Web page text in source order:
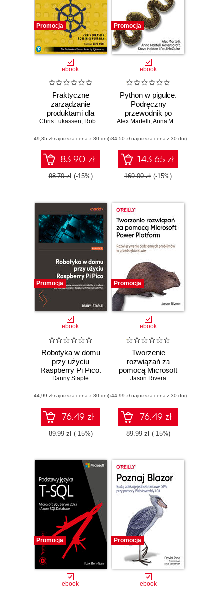
Promocja
ebook
Praktyczne
zarządzanie
produktami dla
właścicieli
POSTAWY
PROFESJONALNEGO
WŁAŚCICIELA
PRODUKTU
PROWADZĄCE
PRODUKTÓW
Chris Lukassen, Robbin Schuurman
(49,35 zł najniższa cena z 30 dni)
83.90 zł
98.70 zł (-15%)
Promocja
ebook
Python w pigułce.
Podręczny
przewodnik po
wersjach 3.10 i
Alex Martelli,Anna Martelli Ravenscroft
(84,50 zł najniższa cena z 30 dni)
143.65 zł
169.00 zł (-15%)
Promocja
ebook
Robotyka w domu
przy użyciu
Raspberry Pi Pico.
Budowanie
robotów przy
użyciu
elastycznego
kontrolera
Raspberry Pi Pico i
Danny Staple
(44,99 zł najniższa cena z 30 dni)
76.49 zł
89.99 zł (-15%)
Promocja
ebook
Tworzenie
rozwiązań za
pomocą Microsoft
Power Platform.
codziennych
problemów w
przedsiębiorstwie
Jason Rivera
(44,99 zł najniższa cena z 30 dni)
76.49 zł
89.99 zł (-15%)
Promocja
ebook
Promocja
ebook